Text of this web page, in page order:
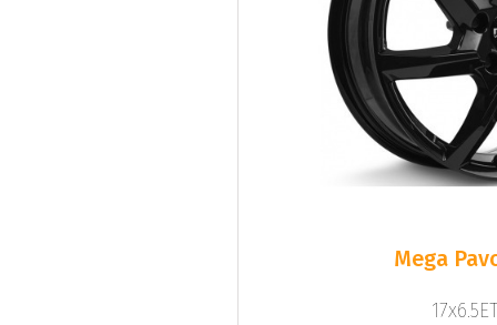
Mega